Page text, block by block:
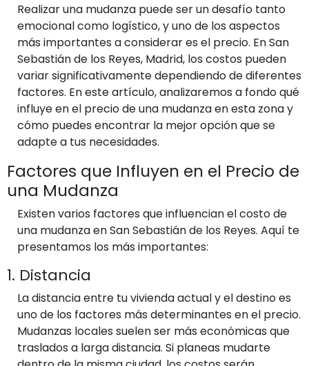
Realizar una mudanza puede ser un desafío tanto
emocional como logístico, y uno de los aspectos
más importantes a considerar es el precio. En San
Sebastián de los Reyes, Madrid, los costos pueden
variar significativamente dependiendo de diferentes
factores. En este artículo, analizaremos a fondo qué
influye en el precio de una mudanza en esta zona y
cómo puedes encontrar la mejor opción que se
adapte a tus necesidades.
Factores que Influyen en el Precio de
una Mudanza
Existen varios factores que influencian el costo de
una mudanza en San Sebastián de los Reyes. Aquí te
presentamos los más importantes:
1. Distancia
La distancia entre tu vivienda actual y el destino es
uno de los factores más determinantes en el precio.
Mudanzas locales suelen ser más económicas que
traslados a larga distancia. Si planeas mudarte